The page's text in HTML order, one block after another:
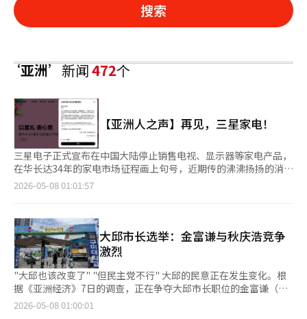
搜索
‘亚洲’新闻472个
【亚洲人之声】再见，三星家电！
三星电子正式宣布在中国大陆停止销售电视、显示器等家电产品，
在华长达34年的家电市场征程画上句号，近期传的沸沸扬扬的消息
终于官方实锤。这家曾经是“高端家电”代名词的韩国企业，最终
这更是一个时代的谢幕。 千禧年前后直至2010年代初，是三星在
中国最辉煌的时期。韩剧里经常出现的双开门冰箱、液晶电视、滚
筒洗衣机……在那个中国制造尚未完成品牌升级、消费者对进口家
电自带滤镜的年代，三星很长一段时间里几乎是“最洋气”的存
在。 但如今中国消费市场已发生天翻地覆的变化，三星的退场，
表面上看是经营选择，实际上反映的是全球消费电子产业格局的一
次根本性逆转，中国企业已经从跟在后面的“追赶者”变成了跑在
前面的“主导者”。 不过，三星并非“逃离”中国，而是在进行
2026-05-08 01:01:57
大邱市长选举：金富谦与秋庆浩竞争
激烈
"大邱也该改变了" "但民主党不行" 大邱的民意正在发生变化。根
据《亚洲经济》7日的调查，正在争夺大邱市长职位的金富谦（民
主党）与秋庆浩（国民力量）之间的支持率相当接近。支持"变
2026-05-08 01:00:01